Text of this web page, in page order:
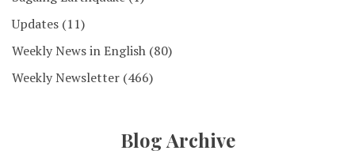
Updates (11)
Weekly News in English (80)
Weekly Newsletter (466)
Blog Archive